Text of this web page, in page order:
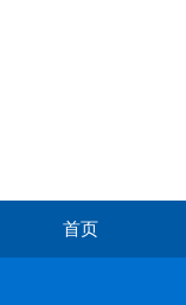
首页